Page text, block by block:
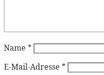
Name *
E-Mail-Adresse *